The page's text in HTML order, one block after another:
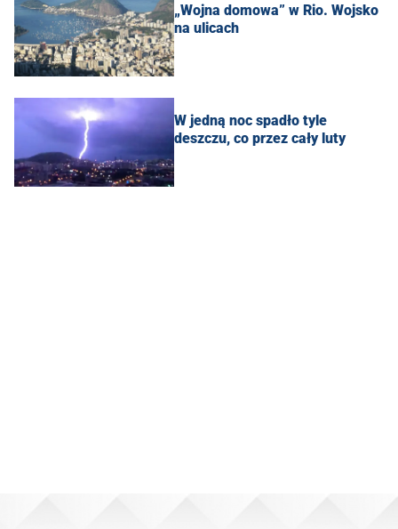
„Wojna domowa” w Rio. Wojsko
na ulicach
W jedną noc spadło tyle
deszczu, co przez cały luty